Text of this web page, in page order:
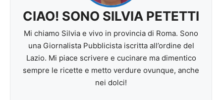
CIAO! SONO SILVIA PETETTI
Mi chiamo Silvia e vivo in provincia di Roma. Sono
una Giornalista Pubblicista iscritta all’ordine del
Lazio. Mi piace scrivere e cucinare ma dimentico
sempre le ricette e metto verdure ovunque, anche
nei dolci!